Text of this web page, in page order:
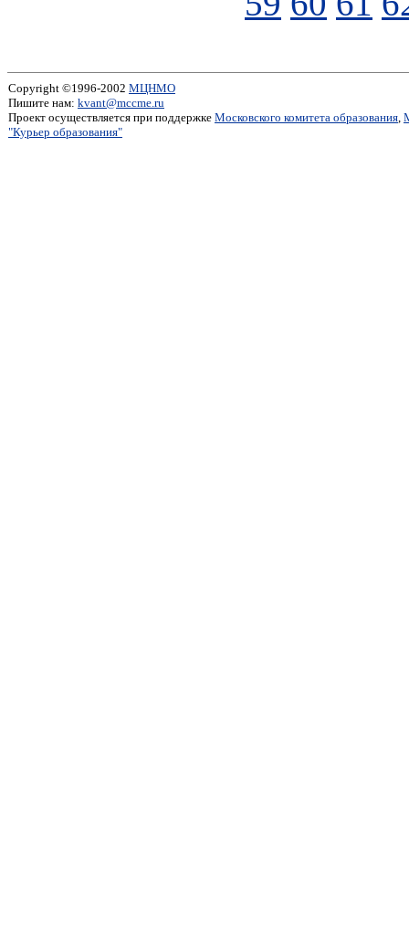
Copyright ©1996-2002 МЦНМО
Пишите нам: kvant@mccme.ru
Проект осуществляется при поддержке Московского комитета образования,
"Курьер образования"